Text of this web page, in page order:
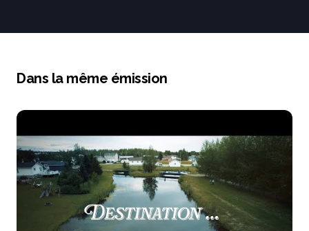
Dans la même émission